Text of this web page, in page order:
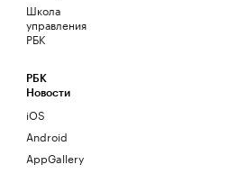
Школа
управления
РБК
РБК
Новости
iOS
Android
AppGallery